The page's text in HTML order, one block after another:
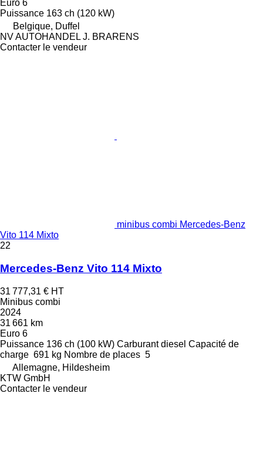
Euro 6
Puissance 163 ch (120 kW)
Belgique, Duffel
NV AUTOHANDEL J. BRARENS
Contacter le vendeur
minibus combi Mercedes-Benz
Vito 114 Mixto
22
Mercedes-Benz Vito 114 Mixto
31 777,31 € HT
Minibus combi
2024
31 661 km
Euro 6
Puissance 136 ch (100 kW) Carburant diesel Capacité de
charge 691 kg Nombre de places 5
Allemagne, Hildesheim
KTW GmbH
Contacter le vendeur